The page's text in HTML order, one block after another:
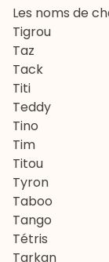
Les noms de
Tigrou
Taz
Tack
Titi
Teddy
Tino
Tim
Titou
Tyron
Taboo
Tango
Tétris
Tarkan